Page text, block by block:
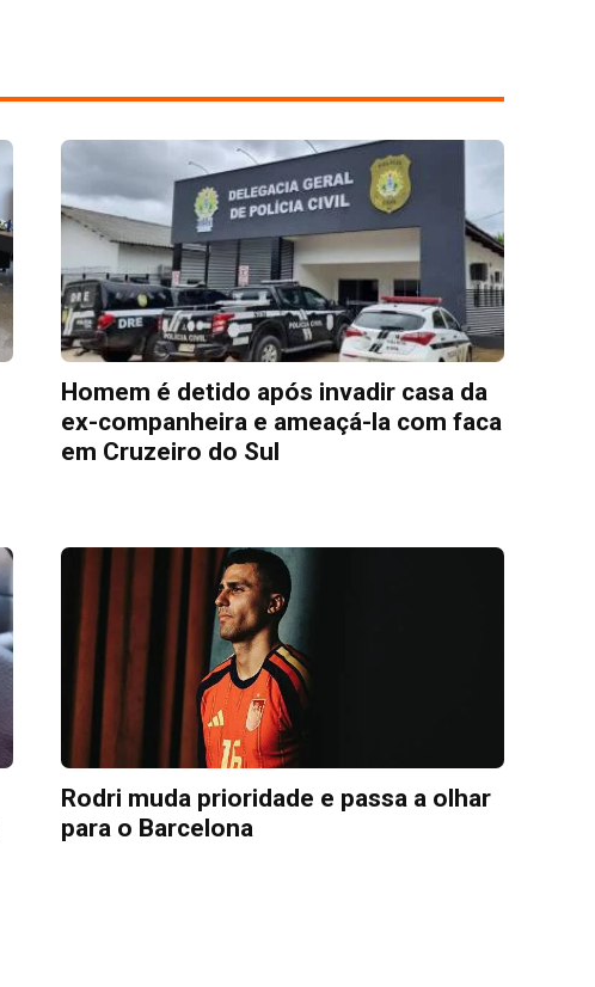
Homem é detido após invadir casa da
ex-companheira e ameaçá-la com faca
em Cruzeiro do Sul
Rodri muda prioridade e passa a olhar
para o Barcelona